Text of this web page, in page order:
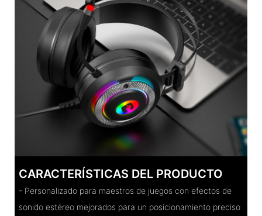
CARACTERÍSTICAS DEL PRODUCTO
- Personalizado para maestros de juegos con efectos de
sonido estéreo mejorados para un posicionamiento preciso